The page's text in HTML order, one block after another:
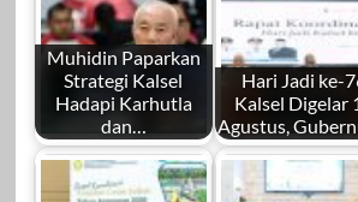
Muhidin Paparkan
Strategi Kalsel
Hadapi Karhutla
dan…
Hari Jadi ke-
Kalsel Digelar
Agustus,